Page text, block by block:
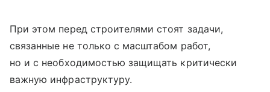
При этом перед строителями стоят задачи,
связанные не только с масштабом работ,
но и с необходимостью защищать критически
важную инфраструктуру.